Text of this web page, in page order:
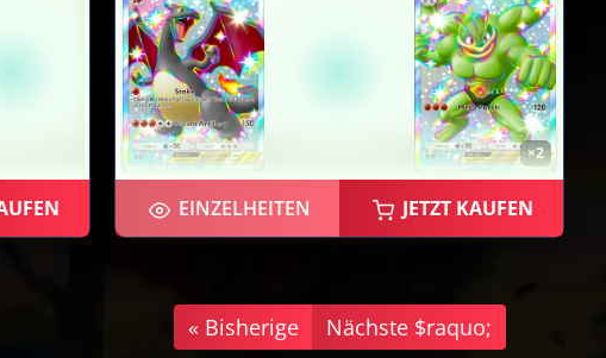
×2
EINZELHEITEN JETZT KAUFEN
« Bisherige Nächste $raquo;